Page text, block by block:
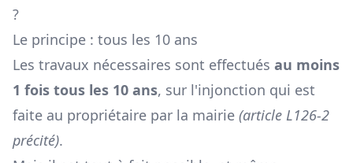
?
Le principe : tous les 10 ans
Les travaux nécessaires sont effectués au moins
1 fois tous les 10 ans, sur l'injonction qui est
faite au propriétaire par la mairie (article L126-2
précité).